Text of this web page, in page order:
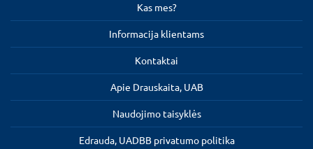
Kas mes?
Informacija klientams
Kontaktai
Apie Drauskaita, UAB
Naudojimo taisyklės
Edrauda, UADBB privatumo politika